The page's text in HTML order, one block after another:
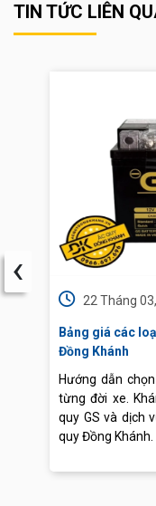
TIN TỨC LIÊN
22 Tháng
Bảng giá các
Đồng Khánh
Hướng dẫn
từng đời xe.
quy GS và dịch
quy Đồng Khánh.
‹